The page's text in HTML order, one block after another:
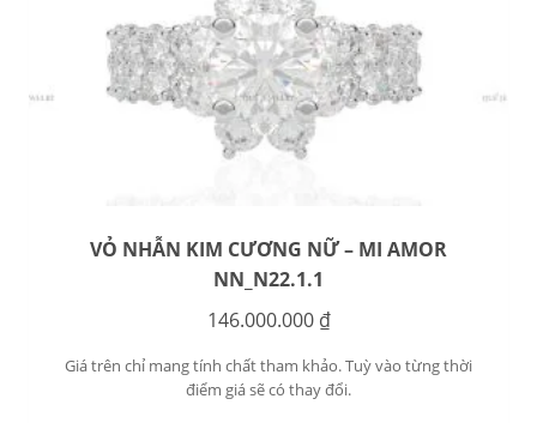
VỎ NHẪN KIM CƯƠNG NỮ – MI AMOR
NN_N22.1.1
146.000.000 ₫
Giá trên chỉ mang tính chất tham khảo. Tuỳ vào từng thời
điểm giá sẽ có thay đổi.